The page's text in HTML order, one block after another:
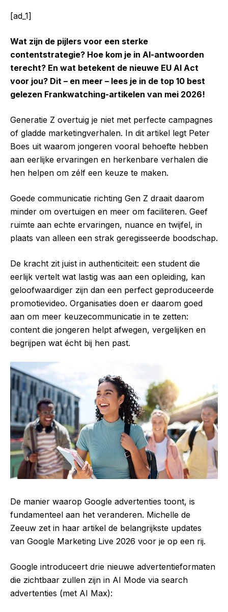
[ad_1]
Wat zijn de pijlers voor een sterke
contentstrategie? Hoe kom je in AI-antwoorden
terecht? En wat betekent de nieuwe EU AI Act
voor jou? Dit – en meer – lees je in de top 10 best
gelezen Frankwatching-artikelen van mei 2026!
Generatie Z overtuig je niet met perfecte campagnes
of gladde marketingverhalen. In dit artikel legt Peter
Boes uit waarom jongeren vooral behoefte hebben
aan eerlijke ervaringen en herkenbare verhalen die
hen helpen om zélf een keuze te maken.
Goede communicatie richting Gen Z draait daarom
minder om overtuigen en meer om faciliteren. Geef
ruimte aan echte ervaringen, nuance en twijfel, in
plaats van alleen een strak geregisseerde boodschap.
De kracht zit juist in authenticiteit: een student die
eerlijk vertelt wat lastig was aan een opleiding, kan
geloofwaardiger zijn dan een perfect geproduceerde
promotievideo. Organisaties doen er daarom goed
aan om meer keuzecommunicatie in te zetten:
content die jongeren helpt afwegen, vergelijken en
begrijpen wat écht bij hen past.
De manier waarop Google advertenties toont, is
fundamenteel aan het veranderen. Michelle de
Zeeuw zet in haar artikel de belangrijkste updates
van Google Marketing Live 2026 voor je op een rij.
Google introduceert drie nieuwe advertentieformaten
die zichtbaar zullen zijn in AI Mode via search
advertenties (met AI Max):